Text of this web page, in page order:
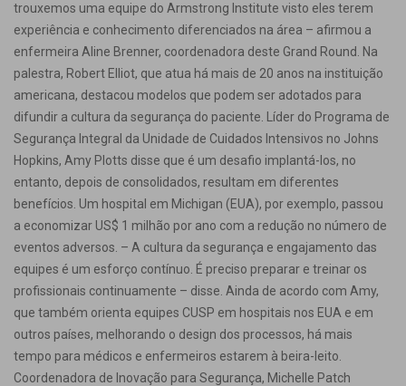
trouxemos uma equipe do Armstrong Institute visto eles terem
experiência e conhecimento diferenciados na área – afirmou a
enfermeira Aline Brenner, coordenadora deste Grand Round. Na
palestra, Robert Elliot, que atua há mais de 20 anos na instituição
americana, destacou modelos que podem ser adotados para
difundir a cultura da segurança do paciente. Líder do Programa de
Segurança Integral da Unidade de Cuidados Intensivos no Johns
Hopkins, Amy Plotts disse que é um desafio implantá-los, no
entanto, depois de consolidados, resultam em diferentes
benefícios. Um hospital em Michigan (EUA), por exemplo, passou
a economizar US$ 1 milhão por ano com a redução no número de
eventos adversos. – A cultura da segurança e engajamento das
equipes é um esforço contínuo. É preciso preparar e treinar os
profissionais continuamente – disse. Ainda de acordo com Amy,
que também orienta equipes CUSP em hospitais nos EUA e em
outros países, melhorando o design dos processos, há mais
tempo para médicos e enfermeiros estarem à beira-leito.
Coordenadora de Inovação para Segurança, Michelle Patch